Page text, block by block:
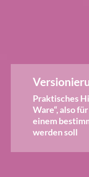
Praktisches
Ware“, also
einem
werden soll